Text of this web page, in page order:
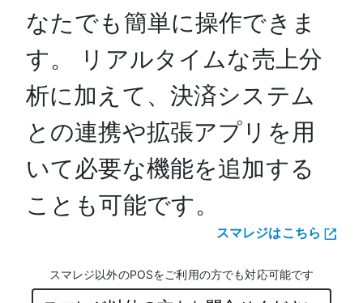
なたでも簡単に操作できま
す。 リアルタイムな売上分
析に加えて、決済システム
との連携や拡張アプリを用
いて必要な機能を追加する
ことも可能です。
スマレジはこちら
スマレジ以外のPOSをご利用の方でも対応可能です